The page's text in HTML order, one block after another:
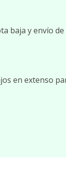
baja y envío
en extenso